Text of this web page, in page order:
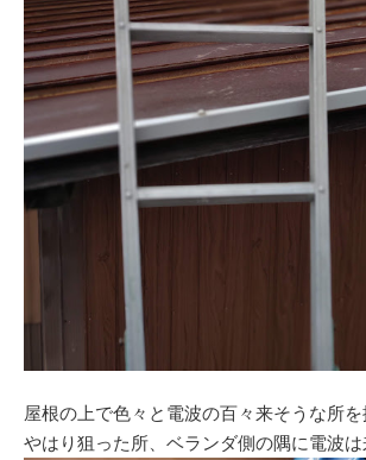
屋根の上で色々と電波の百々来そうな所
やはり狙った所、ベランダ側の隅に電波